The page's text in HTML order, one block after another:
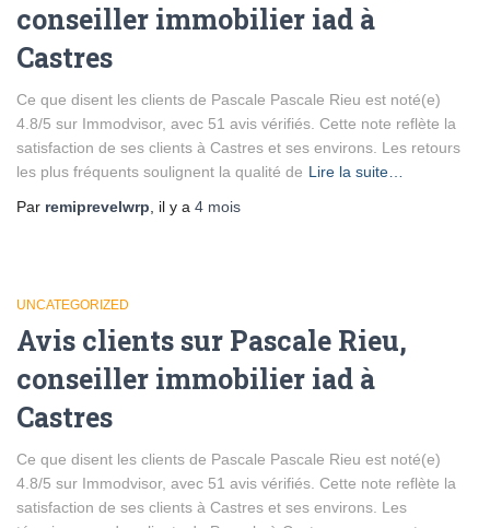
conseiller immobilier iad à
Castres
Ce que disent les clients de Pascale Pascale Rieu est noté(e)
4.8/5 sur Immodvisor, avec 51 avis vérifiés. Cette note reflète la
satisfaction de ses clients à Castres et ses environs. Les retours
les plus fréquents soulignent la qualité de Lire la suite…
Par remiprevelwrp , il y a 4 mois
UNCATEGORIZED
Avis clients sur Pascale Rieu,
conseiller immobilier iad à
Castres
Ce que disent les clients de Pascale Pascale Rieu est noté(e)
4.8/5 sur Immodvisor, avec 51 avis vérifiés. Cette note reflète la
satisfaction de ses clients à Castres et ses environs. Les